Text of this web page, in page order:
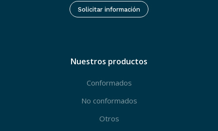
Solicitar información
Nuestros productos
Conformados
No conformados
Otros